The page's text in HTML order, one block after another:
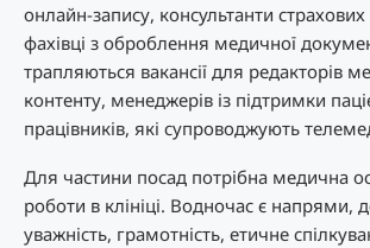
онлайн-запису, консультанти
фахівці з оброблення медичної
трапляються вакансії для редакторів
контенту, менеджерів із підтримки
працівників, які супроводжують
Для частини посад потрібна медична
роботи в клініці. Водночас є напрями,
уважність, грамотність, етичне